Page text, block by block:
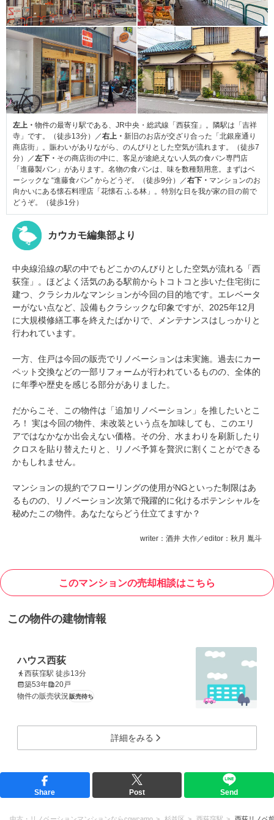
左上・ 物件の最寄り駅である、JR中央・総武線「西荻窪」。隣駅は「吉祥
寺」です。（徒歩13分）／右上・ 新旧のお店が交ざり合った「北銀座通り
商店街」。賑わいがありながら、のんびりとした空気が流れます。（徒歩7
分）／左下・ その商店街の中に、客足が途絶えない人気の食パン専門店
「進藤製パン」があります。名物の食パンは、味を数種類用意。まずはベ
ーシックな “進藤食パン” からどうぞ。（徒歩9分）／右下・ マンションのお
向かいにある懐石料理店「花懐石 ふる林」。特別な日を我が家の目の前で
どうぞ。（徒歩1分）
カウカモ編集部より
中央線沿線の駅の中でもどこかのんびりとした空気が流れる「西
荻窪」。ほどよく活気のある駅前からトコトコと歩いた住宅街に
建つ、クラシカルなマンションが今回の目的地です。エレベータ
ーがない点など、設備もクラシックな印象ですが、2025年12月
に大規模修繕工事を終えたばかりで、メンテナンスはしっかりと
行われています。
一方、住戸は今回の販売でリノベーションは未実施。過去にカー
ペット交換などの一部リフォームが行われているものの、全体的
に年季や歴史を感じる部分がありました。
だからこそ、この物件は「追加リノベーション」を推したいとこ
ろ！ 実は今回の物件、未改装という点を加味しても、このエリ
アではなかなか出会えない価格。その分、水まわりを刷新したり
クロスを貼り替えたりと、リノベ予算を贅沢に割くことができる
かもしれません。
マンションの規約でフローリングの使用がNGといった制限はあ
るものの、リノベーション次第で飛躍的に化けるポテンシャルを
秘めたこの物件。あなたならどう仕立てますか？
writer：酒井 大作／editor：秋月 胤斗
このマンションの売却相談はこちら
この物件の建物情報
ハウス西荻
西荻窪駅 徒歩13分
築53年
20戸
物件の販売状況販売待ち
詳細をみる
Share Post Send